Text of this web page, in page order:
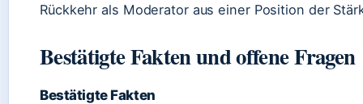
Rückkehr als Moderator aus einer Position der
Bestätigte Fakten und offene Fragen
Bestätigte Fakten